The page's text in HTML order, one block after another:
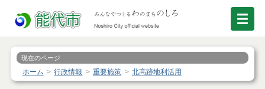
現在のページ
ホーム 行政情報 重要施策 北高跡地利活用